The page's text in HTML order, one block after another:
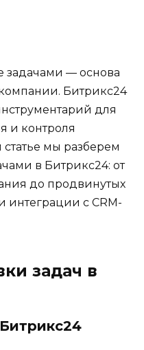
задачами — основа
Битрикс24
для
и контроля
мы разберем
в Битрикс24: от
до продвинутых
интеграции с CRM-
задач в